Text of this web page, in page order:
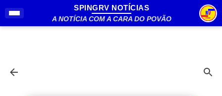
Pular para o conteúdo principal
SPINGRV NOTÍCIAS
A NOTÍCIA COM A CARA DO POVÃO